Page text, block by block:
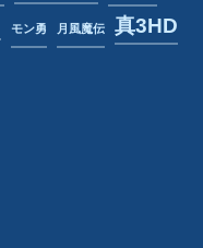
モン勇 月風魔伝
真3HD